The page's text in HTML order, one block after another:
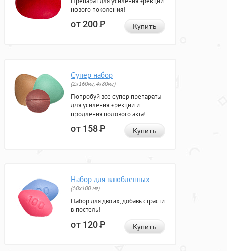
нового поколения!
от 200Р Купить
Супер набор
(2х160мг, 4х80мг)
Попробуй все супер препараты
для усиления эрекции и
продления полового акта!
от 158Р Купить
Набор для влюбленных
(10х100 мг)
Набор для двоих, добавь страсти
в постель!
от 120Р Купить